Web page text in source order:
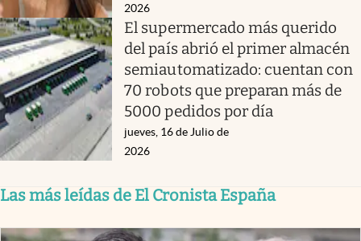
2026
El supermercado más querido
del país abrió el primer almacén
semiautomatizado: cuentan con
70 robots que preparan más de
5000 pedidos por día
jueves, 16 de Julio de
2026
Las más leídas de El Cronista España